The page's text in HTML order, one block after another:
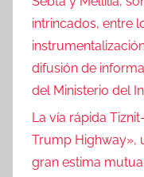
intrincados, entre
difusión de
del Ministerio del
La vía rápida
Trump Highway»,
gran estima